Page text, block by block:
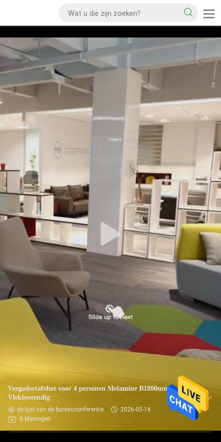
Vergadertafelset voor 4 personen Melamine B1800mm
Vlekbestendig
de lijst van de bureauconferentie
2026-05-16
6 Meningen